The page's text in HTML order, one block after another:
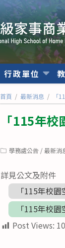
行政單位
首頁 / 最新消息 / 「
「115年
Post學務處公告 / 最新消
詳見公文及附件
「115年校
「115年校
Post Views: